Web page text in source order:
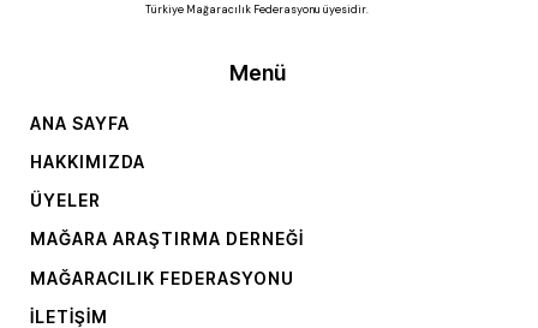
Türkiye Mağaracılık Federasyonu üyesidir.
Menü
ANA SAYFA
HAKKIMIZDA
ÜYELER
MAĞARA ARAŞTIRMA DERNEĞI
MAĞARACILIK FEDERASYONU
İLETIŞIM